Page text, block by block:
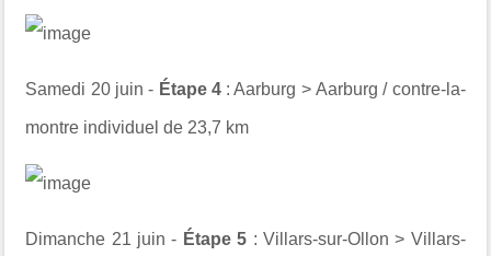
Samedi 20 juin - Étape 4: Aarburg > Aarburg / contre-la-
montre individuel de 23,7 km
Dimanche 21 juin - Étape 5 : Villars-sur-Ollon > Villars-